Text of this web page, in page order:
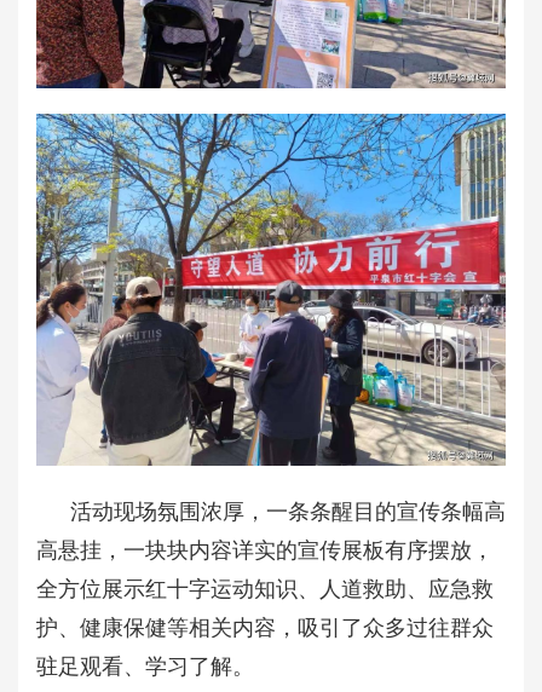
活动现场氛围浓厚，一条条醒目的宣传条幅高
高悬挂，一块块内容详实的宣传展板有序摆放，
全方位展示红十字运动知识、人道救助、应急救
护、健康保健等相关内容，吸引了众多过往群众
驻足观看、学习了解。